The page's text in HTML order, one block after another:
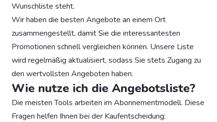
Wunschliste steht.
Wir haben die besten Angebote an einem Ort
zusammengestellt, damit Sie die interessantesten
Promotionen schnell vergleichen können. Unsere Liste
wird regelmäßig aktualisiert, sodass Sie stets Zugang zu
den wertvollsten Angeboten haben.
Wie nutze ich die Angebotsliste?
Die meisten Tools arbeiten im Abonnementmodell. Diese
Fragen helfen Ihnen bei der Kaufentscheidung: